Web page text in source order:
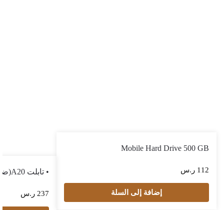
Mobile Hard Drive 500 GB
112 ر.س
إضافة إلى السلة
• تابلت A20(ضمان 6 شهور)
237 ر.س